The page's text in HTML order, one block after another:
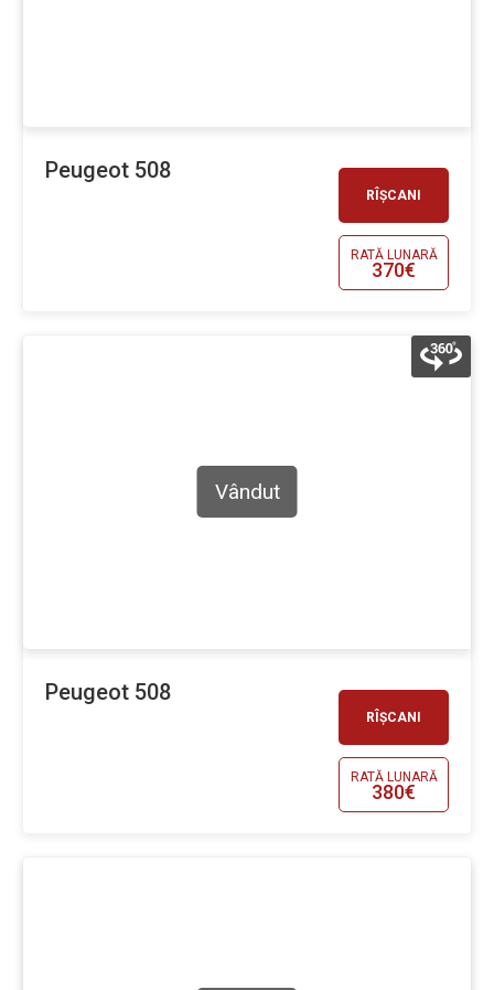
RÎȘCANI
RATĂ LUNARĂ
370€
Peugeot 508
RÎȘCANI
RATĂ LUNARĂ
380€
Vândut
Peugeot 508